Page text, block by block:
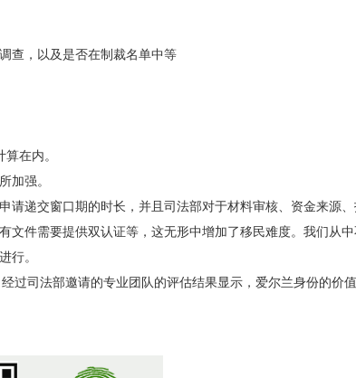
查，以及是否在制裁名单中等
在内。
加强。
递交窗口期的时长，并且司法部对于材料审核、资金来源
件需要提供双认证等，这无形中增加了移民难度。我们从
行。
过司法部邀请的专业团队的评估结果显示，爱尔兰身份的价